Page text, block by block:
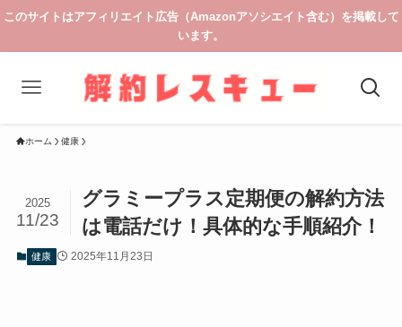
このサイトはアフィリエイト広告（Amazonアソシエイト含む）を掲載して
います。
ホーム 健康
グラミープラス定期便の解約方法
は電話だけ！具体的な手順紹介！
2025
11/23
健康 2025年11月23日